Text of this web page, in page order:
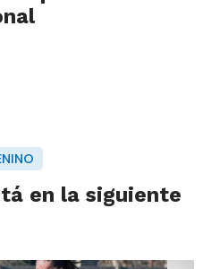
en la siguiente